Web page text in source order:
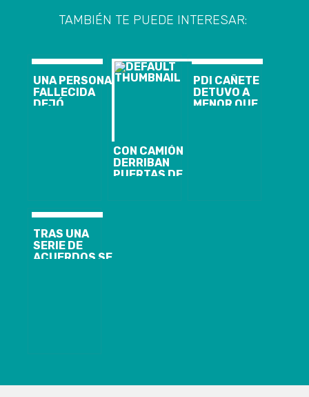
TAMBIÉN TE PUEDE INTERESAR:
UNA PERSONA
FALLECIDA
DEJÓ
CON CAMIÓN
DERRIBAN
PUERTAS DE
PDI CAÑETE
DETUVO A
MENOR QUE
TRAS UNA
SERIE DE
ACUERDOS SE